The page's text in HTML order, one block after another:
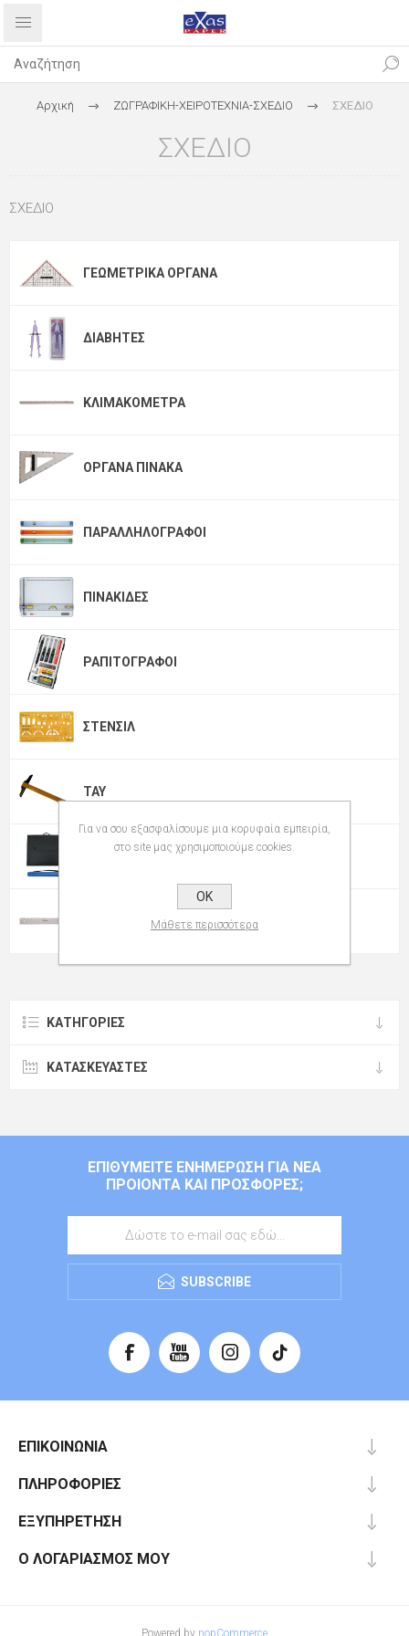
Αρχική ΖΩΓΡΑΦΙΚΗ-ΧΕΙΡΟΤΕΧΝΙΑ-ΣΧΕΔΙΟ ΣΧΕΔΙΟ
ΣΧΕΔΙΟ
ΣΧΕΔΙΟ
ΓΕΩΜΕΤΡΙΚΆ ΌΡΓΑΝΑ
ΔΙΑΒΉΤΕΣ
ΚΛΙΜΑΚΌΜΕΤΡΑ
ΌΡΓΑΝΑ ΠΊΝΑΚΑ
ΠΑΡΑΛΛΗΛΟΓΡΆΦΟΙ
ΠΙΝΑΚΊΔΕΣ
ΡΑΠΙΤΟΓΡΆΦΟΙ
ΣΤΈΝΣΙΛ
ΤΑΥ
ΤΣΆΝΤΕΣ-TUBES-ΖΕΛΑΤΊΝΕΣ
ΚΑΤΗΓΟΡΊΕΣ
ΚΑΤΑΣΚΕΥΑΣΤΈΣ
ΕΠΙΘΥΜΕΊΤΕ ΕΝΗΜΈΡΩΣΗ ΓΙΑ ΝΈΑ
ΠΡΟΙΌΝΤΑ ΚΑΙ ΠΡΟΣΦΟΡΈΣ;
SUBSCRIBE
ΕΠΙΚΟΙΝΩΝΊΑ
ΠΛΗΡΟΦΟΡΊΕΣ
ΕΞΥΠΗΡΈΤΗΣΗ
Ο ΛΟΓΑΡΙΑΣΜΌΣ ΜΟΥ
Powered by nopCommerce
Για να σου εξασφαλίσουμε μια κορυφαία εμπειρία,
στο site μας χρησιμοποιούμε cookies.
OK
Μάθετε περισσότερα